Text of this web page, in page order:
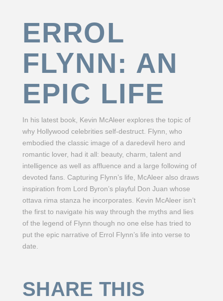
ERROL
FLYNN: AN
EPIC LIFE
In his latest book, Kevin McAleer explores the topic of
why Hollywood celebrities self-destruct. Flynn, who
embodied the classic image of a daredevil hero and
romantic lover, had it all: beauty, charm, talent and
intelligence as well as affluence and a large following of
devoted fans. Capturing Flynn’s life, McAleer also draws
inspiration from Lord Byron’s playful Don Juan whose
ottava rima stanza he incorporates. Kevin McAleer isn’t
the first to navigate his way through the myths and lies
of the legend of Flynn though no one else has tried to
put the epic narrative of Errol Flynn’s life into verse to
date.
SHARE THIS